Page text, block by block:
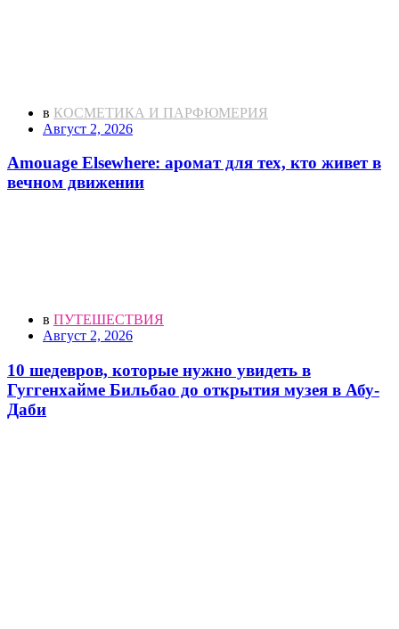
в КОСМЕТИКА И ПАРФЮМЕРИЯ
Август 2, 2026
Amouage Elsewhere: аромат для тех, кто живет в
вечном движении
в ПУТЕШЕСТВИЯ
Август 2, 2026
10 шедевров, которые нужно увидеть в
Гуггенхайме Бильбао до открытия музея в Абу-
Даби